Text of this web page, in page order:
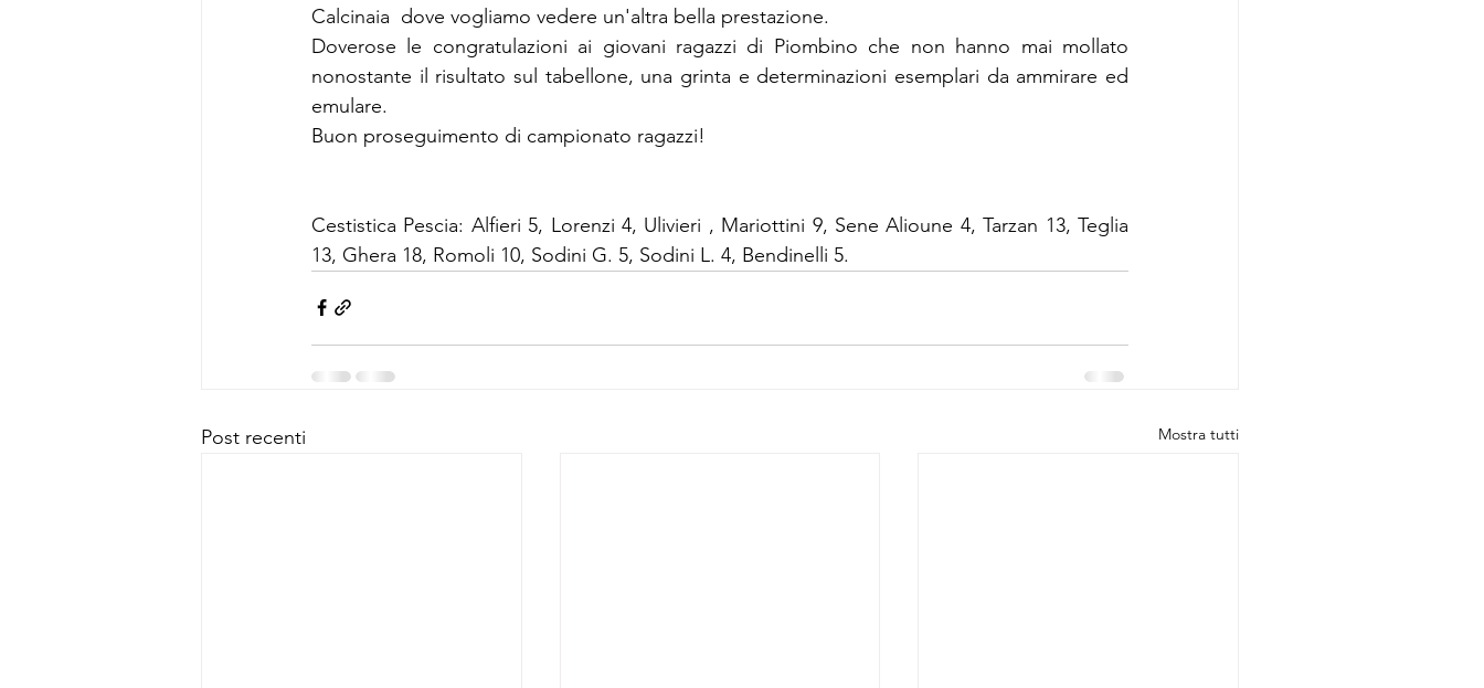
Calcinaia  dove vogliamo vedere un'altra bella prestazione.
Doverose le congratulazioni ai giovani ragazzi di Piombino che non hanno mai mollato
nonostante il risultato sul tabellone, una grinta e determinazioni esemplari da ammirare ed
emulare.
Buon proseguimento di campionato ragazzi!
Cestistica Pescia: Alfieri 5, Lorenzi 4, Ulivieri , Mariottini 9, Sene Alioune 4, Tarzan 13, Teglia
13, Ghera 18, Romoli 10, Sodini G. 5, Sodini L. 4, Bendinelli 5.
Post recenti Mostra tutti